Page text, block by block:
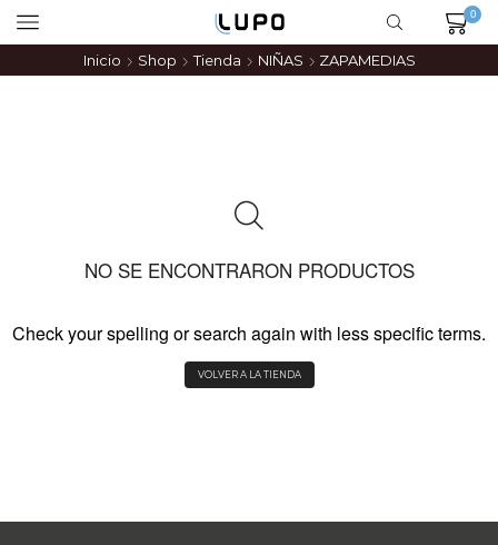
0
Inicio Shop Tienda NIÑAS ZAPAMEDIAS
NO SE ENCONTRARON PRODUCTOS
Check your spelling or search again with less specific terms.
VOLVER A LA TIENDA